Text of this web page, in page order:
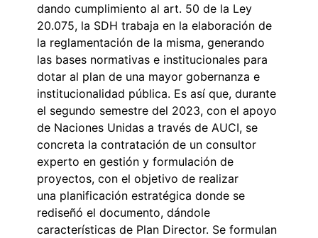
dando cumplimiento al art. 50 de la Ley
20.075, la SDH trabaja en la elaboración de
la reglamentación de la misma, generando
las bases normativas e institucionales para
dotar al plan de una mayor gobernanza e
institucionalidad pública. Es así que, durante
el segundo semestre del 2023, con el apoyo
de Naciones Unidas a través de AUCI, se
concreta la contratación de un consultor
experto en gestión y formulación de
proyectos, con el objetivo de realizar
una planificación estratégica donde se
rediseñó el documento, dándole
características de Plan Director. Se formulan